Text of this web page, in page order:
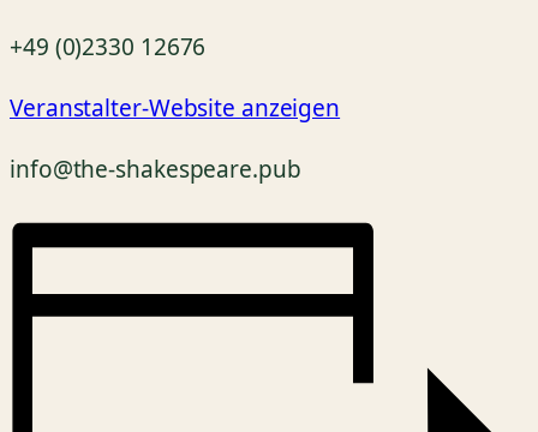
+49 (0)2330 12676
Veranstalter-Website anzeigen
info@the-shakespeare.pub